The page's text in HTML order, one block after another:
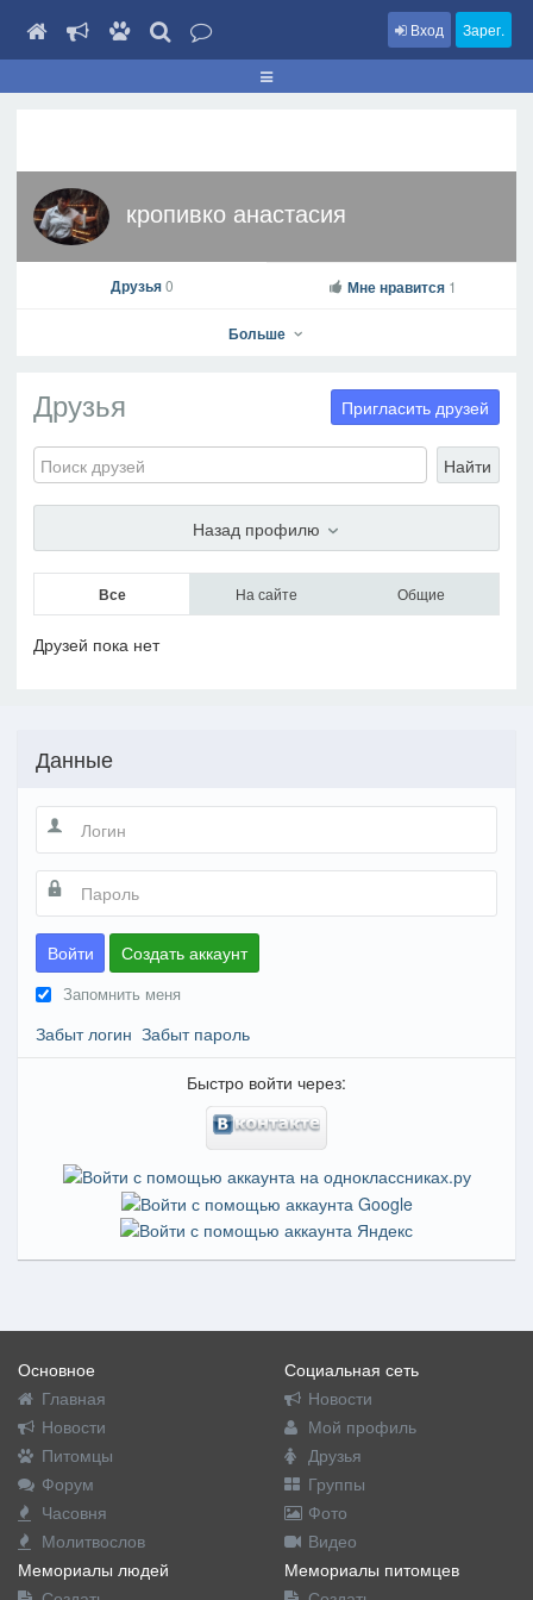
Вход Зарег.
кропивко анастасия
кропивко анастасия
На профиль
Фото Видео
Друзья0 Мне нравится 1
Больше
Друзья
Найти
Пригласить друзей
Назад профилю
Все На сайте Общие
Друзей пока нет
Данные
Войти Создать аккаунт
Запомнить меня
Забыт логин Забыт пароль
Быстро войти через:
Основное
Главная
Новости
Питомцы
Форум
Часовня
Молитвослов
Социальная сеть
Новости
Мой профиль
Друзья
Группы
Фото
Видео
Мемориалы людей
Мемориалы питомцев